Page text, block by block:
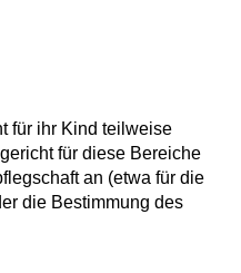
für ihr Kind teilweise
für diese Bereiche
an (etwa für die
die Bestimmung des